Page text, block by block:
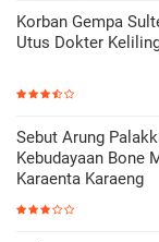
Korban Gempa
Utus Dokter
Sebut Arung
Kebudayaan Bone
Karaenta Karaeng